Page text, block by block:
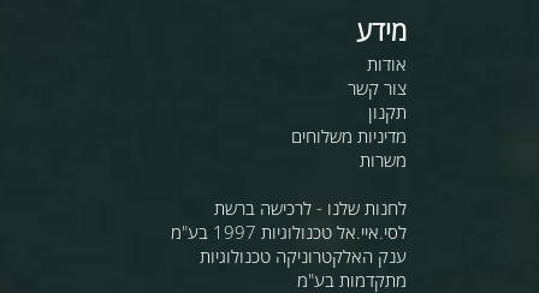
מידע
אודות
צור קשר
תקנון
מדיניות משלוחים
משרות
לחנות שלנו - לרכישה ברשת
לסי.איי.אל טכנולוגיות 1997 בע"מ
ענק האלקטרוניקה טכנולוגיות
מתקדמות בע"מ